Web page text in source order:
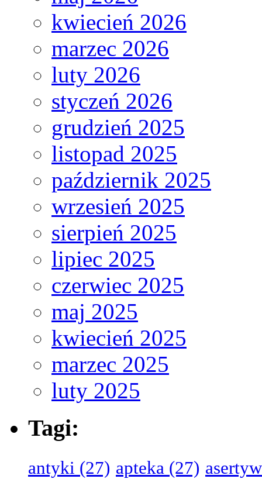
kwiecień 2026
marzec 2026
luty 2026
styczeń 2026
grudzień 2025
listopad 2025
październik 2025
wrzesień 2025
sierpień 2025
lipiec 2025
czerwiec 2025
maj 2025
kwiecień 2025
marzec 2025
luty 2025
Tagi:
antyki (27) apteka (27)